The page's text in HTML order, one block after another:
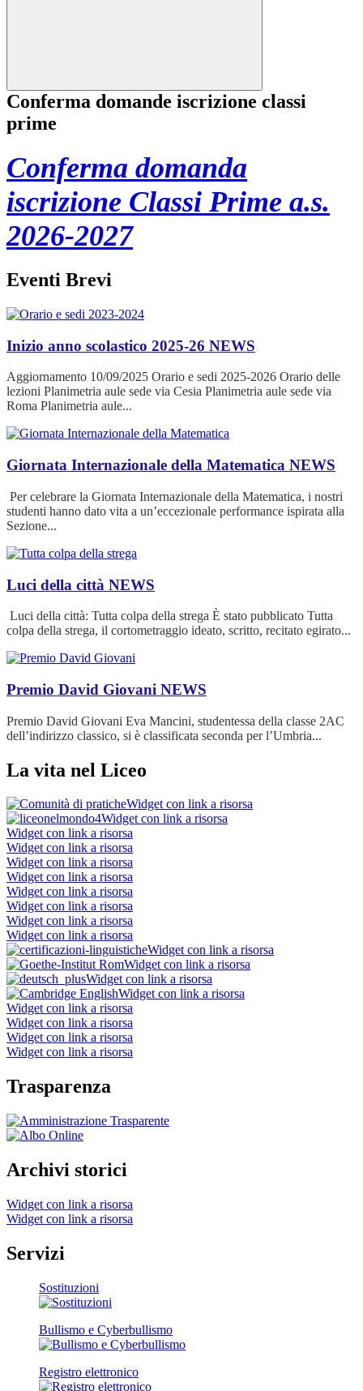
Conferma domande iscrizione classi
prime
Conferma domanda
iscrizione Classi Prime a.s.
2026-2027
Eventi Brevi
Inizio anno scolastico 2025-26 NEWS
Aggiornamento 10/09/2025 Orario e sedi 2025-2026 Orario delle
lezioni Planimetria aule sede via Cesia Planimetria aule sede via
Roma Planimetria aule...
Giornata Internazionale della Matematica NEWS
Per celebrare la Giornata Internazionale della Matematica, i nostri
studenti hanno dato vita a un’eccezionale performance ispirata alla
Sezione...
Luci della città NEWS
Luci della città: Tutta colpa della strega È stato pubblicato Tutta
colpa della strega, il cortometraggio ideato, scritto, recitato egirato...
Premio David Giovani NEWS
Premio David Giovani Eva Mancini, studentessa della classe 2AC
dell’indirizzo classico, si è classificata seconda per l’Umbria...
La vita nel Liceo
Widget con link a risorsa
Widget con link a risorsa
Widget con link a risorsa
Widget con link a risorsa
Widget con link a risorsa
Widget con link a risorsa
Widget con link a risorsa
Widget con link a risorsa
Widget con link a risorsa
Widget con link a risorsa
Widget con link a risorsa
Widget con link a risorsa
Widget con link a risorsa
Widget con link a risorsa
Widget con link a risorsa
Widget con link a risorsa
Widget con link a risorsa
Widget con link a risorsa
Trasparenza
Archivi storici
Widget con link a risorsa
Widget con link a risorsa
Servizi
Sostituzioni
Bullismo e Cyberbullismo
Registro elettronico